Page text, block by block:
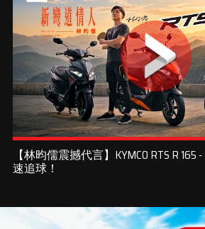
【林昀儒震撼代言】KYMCO RTS R
速追球！